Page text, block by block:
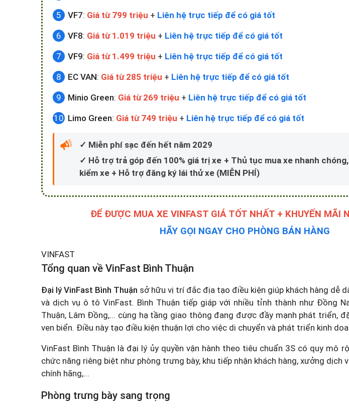
VF7: Giá từ 799 triệu + Liên hệ trực tiếp để có giá tốt
VF8: Giá từ 1.019 triệu + Liên hệ trực tiếp để có giá tốt
VF9: Giá từ 1.499 triệu + Liên hệ trực tiếp để có giá tốt
EC VAN: Giá từ 285 triệu + Liên hệ trực tiếp để có giá tốt
Minio Green: Giá từ 269 triệu + Liên hệ trực tiếp để có giá tốt
Limo Green: Giá từ 749 triệu + Liên hệ trực tiếp để có giá tốt
✓ Miễn phí sạc đến hết năm 2029
✓ Hỗ trợ trả góp đến 100% giá trị xe + Thủ tục mua xe nhanh
kiểm xe + Hỗ trợ đăng ký lái thử xe (MIỄN PHÍ)
ĐỂ ĐƯỢC MUA XE VINFAST GIÁ TỐT NHẤT + KHUYẾN MÃI
HÃY GỌI NGAY CHO PHÒNG BÁN HÀNG
VINFAST
Tổng quan về VinFast Bình Thuận
Đại lý VinFast Bình Thuận sở hữu vị trí đắc địa tạo điều kiện giúp khách hàng dễ
và dịch vụ ô tô VinFast. Bình Thuận tiếp giáp với nhiều tỉnh thành như Đồng
Thuận, Lâm Đồng,... cùng hạ tầng giao thông đang được đầy mạnh phát triển,
ven biển. Điều này tạo điều kiện thuận lợi cho việc di chuyển và phát triển kinh
VinFast Bình Thuận là đại lý ủy quyền vận hành theo tiêu chuẩn 3S có quy mô
chức năng riêng biệt như phòng trưng bày, khu tiếp nhận khách hàng, xưởng dịch
chính hãng,...
Phòng trưng bày sang trọng